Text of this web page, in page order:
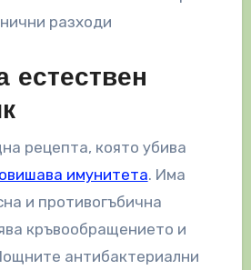
разходи
естествен
рецепта, която убива
имунитета. Има
и противогъбична
кръвообращението и
антибактериални